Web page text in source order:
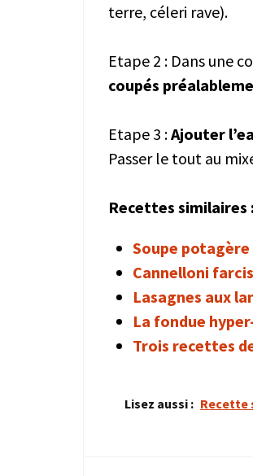
terre, céleri rave).
Etape 2 : Dans une
coupés
Etape 3 :Ajouter
Passer le tout au
Recettes similaires :
Soupe potagère
Cannelloni
Lasagnes aux
La fondue
Trois recettes
Lisez aussi : Recette